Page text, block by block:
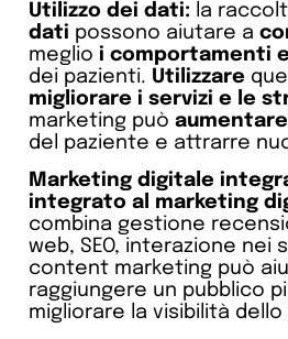
Utilizzo dei dati: la
dati possono aiutare a
meglio i comportamenti
dei pazienti. Utilizzare
migliorare i servizi e le
marketing può
del paziente e attrarre
Marketing digitale
integrato al marketing
combina gestione
web, SEO, interazione nei
content marketing può
raggiungere un pubblico
migliorare la visibilità